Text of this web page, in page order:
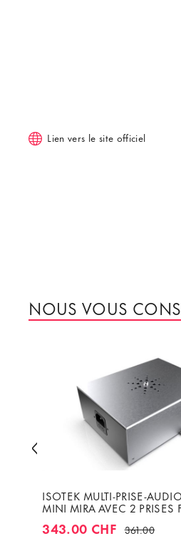
Lien vers le site officiel
NOUS VOUS
ISOTEK MULTI-PRISE-
MINI MIRA AVEC 2 PRISES
INDIVIDUELLEMENT
343.00 CHF 361.00